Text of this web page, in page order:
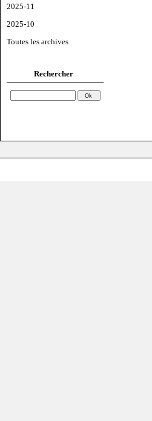
2025-11
2025-10
Toutes les archives
Rechercher